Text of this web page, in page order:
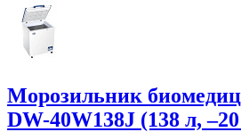
Морозильник
DW-40W138J (138 л,